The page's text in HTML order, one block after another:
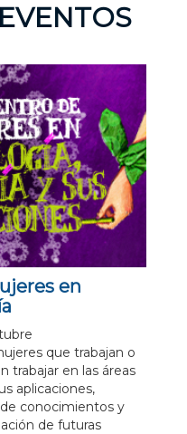
en
que trabajan o
trabajar en las áreas
aplicaciones,
conocimientos y
de futuras